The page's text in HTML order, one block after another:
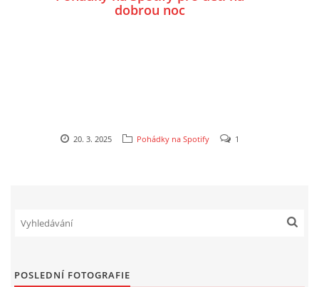
VZDĚLÁVACÍ BLOK DUBEN
VÝTVARNÉ AKTIVITY - JARO
VÝTVARNÉ AKTIVITY - PODZIM
VÝTVARNÉ AKTIVITY - ZIMA
dobrou noc
20. 3. 2025 Pohádky na Spotify 1
POSLEDNÍ FOTOGRAFIE